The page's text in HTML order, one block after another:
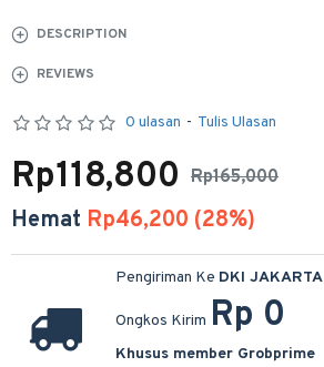
DESCRIPTION
REVIEWS
0 ulasan - Tulis Ulasan
Rp165,000
Rp118,800
Hemat Rp46,200 (28%)
Pengiriman Ke DKI JAKARTA
Ongkos Kirim Rp 0
Khusus member Grobprime